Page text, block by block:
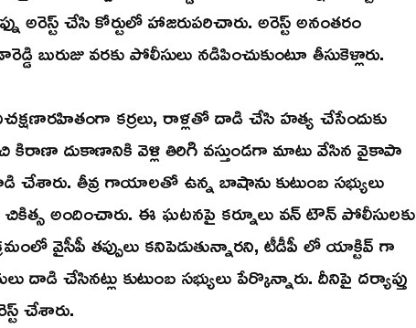
అరెస్ట్ చేసి కోర్టులో హాజరుపరిచారు. అరెస్ట్ అనంతరం
బురుజు వరకు పోలీసులు నడిపించుకుంటూ తీసుకెళ్లారు.
కర్రలు, రాళ్లతో దాడి చేసి హత్య చేసేందుకు
దుకాణానికి వెళ్లి తిరిగి వస్తుండగా మాటు వేసిన వైకాపా
చేశారు. తీవ్ర గాయాలతో ఉన్న బాషాను కుటుంబ సభ్యులు
చికిత్స అందించారు. ఈ ఘటనపై కర్నూలు వన్ టౌన్ పోలీసులకు
వైసీపీ తప్పులు కనిపెడుతున్నారని, టీడీపీ లో యాక్టివ్ గా
చేసినట్లు కుటుంబ సభ్యులు పేర్కొన్నారు. దీనిపై దర్యాప్తు
చేశారు.